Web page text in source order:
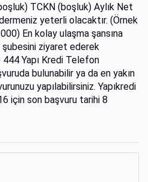
TCKN (boşluk) Aylık Net
yeterli olacaktır. (Örnek
En kolay ulaşma şansına
şubesini ziyaret ederek
Yapı Kredi Telefon
bulunabilir ya da en yakın
yapılabilirsiniz. Yapıkredi
için son başvuru tarihi 8